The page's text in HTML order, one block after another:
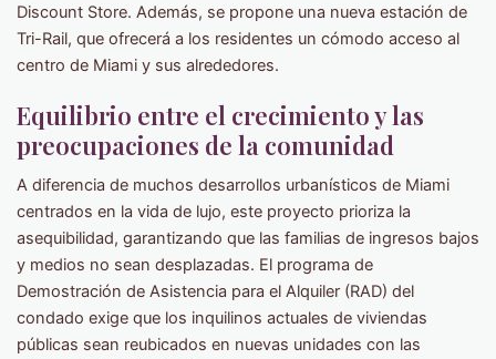
Discount Store. Además, se propone una nueva estación de
Tri-Rail, que ofrecerá a los residentes un cómodo acceso al
centro de Miami y sus alrededores.
Equilibrio entre el crecimiento y las
preocupaciones de la comunidad
A diferencia de muchos desarrollos urbanísticos de Miami
centrados en la vida de lujo, este proyecto prioriza la
asequibilidad, garantizando que las familias de ingresos bajos
y medios no sean desplazadas. El programa de
Demostración de Asistencia para el Alquiler (RAD) del
condado exige que los inquilinos actuales de viviendas
públicas sean reubicados en nuevas unidades con las